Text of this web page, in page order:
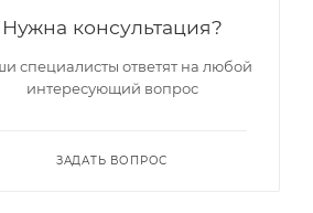
Нужна консультация?
специалисты ответят на любой
интересующий вопрос
ЗАДАТЬ ВОПРОС